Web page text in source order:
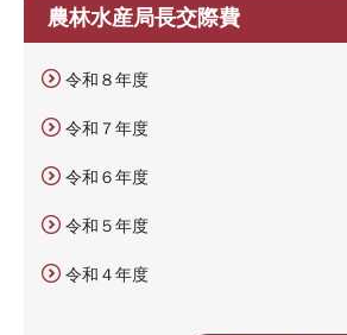
農林水産局長交際費
令和８年度
令和７年度
令和６年度
令和５年度
令和４年度